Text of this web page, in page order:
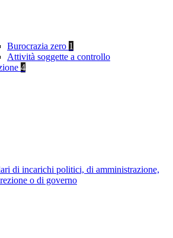
Burocrazia zero 1
Attività soggette a controllo
4
di incarichi politici, di amministrazione,
o di governo